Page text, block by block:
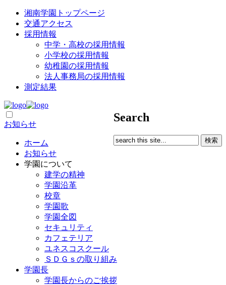
湘南学園トップページ
交通アクセス
採用情報
中学・高校の採用情報
小学校の採用情報
幼稚園の採用情報
法人事務局の採用情報
測定結果
Search
お知らせ
ホーム
お知らせ
学園について
建学の精神
学園沿革
校章
学園歌
学園全図
セキュリティ
カフェテリア
ユネスコスクール
ＳＤＧｓの取り組み
学園長
学園長からのご挨拶